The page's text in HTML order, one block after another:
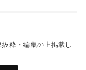
粋・編集の上掲載し